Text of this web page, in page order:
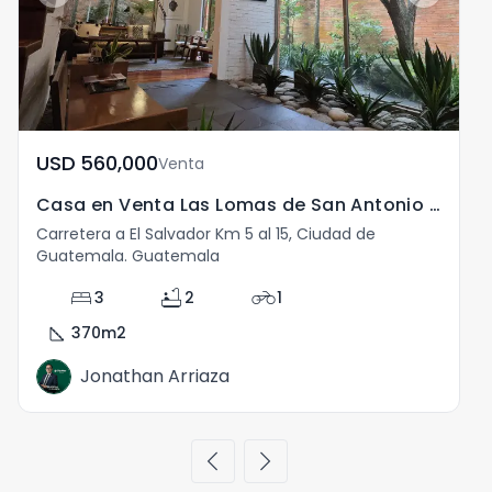
USD	560,000Venta
Casa en Venta Las Lomas de San Antonio Guatemala
Carretera a El Salvador Km 5 al 15, Ciudad de
Guatemala. Guatemala
bed3 bathtub 2 motorcycle1
square_foot 370m2
Jonathan Arriaza
chevron_left chevron_right